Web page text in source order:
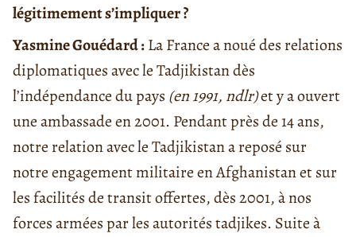
légitimement s’impliquer ?
Yasmine Gouédard :La France a noué des relations
diplomatiques avec le Tadjikistan dès
l’indépendance du pays (en 1991, ndlr)et y a ouvert
une ambassade en 2001. Pendant près de 14 ans,
notre relation avec le Tadjikistan a reposé sur
notre engagement militaire en Afghanistan et sur
les facilités de transit offertes, dès 2001, à nos
forces armées par les autorités tadjikes. Suite à